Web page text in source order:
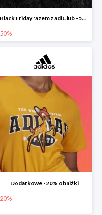
Black Friday razem z adiClub -50%
50%
Dodatkowe -20% obniżki
20%